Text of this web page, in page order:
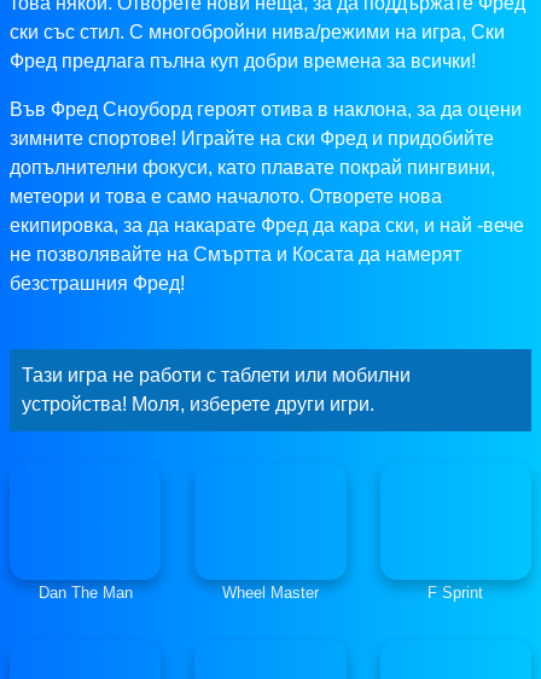
ски със стил. С многобройни нива/режими на игра, Ски
Фред предлага пълна куп добри времена за всички!
Във Фред Сноуборд героят отива в наклона, за да оцени
зимните спортове! Играйте на ски Фред и придобийте
допълнителни фокуси, като плавате покрай пингвини,
метеори и това е само началото. Отворете нова
екипировка, за да накарате Фред да кара ски, и най -вече
не позволявайте на Смъртта и Косата да намерят
безстрашния Фред!
Тази игра не работи с таблети или мобилни
устройства! Моля, изберете други игри.
Dan The Man Wheel Master F Sprint